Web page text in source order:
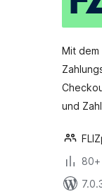
Mit dem
und
80+